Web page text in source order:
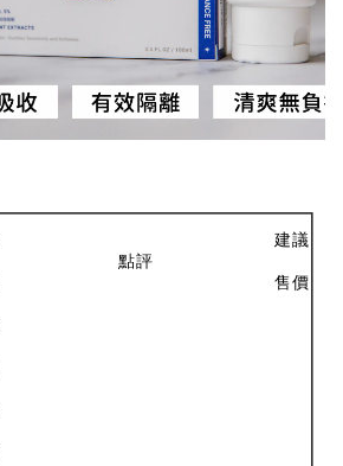
點評
建議
售價